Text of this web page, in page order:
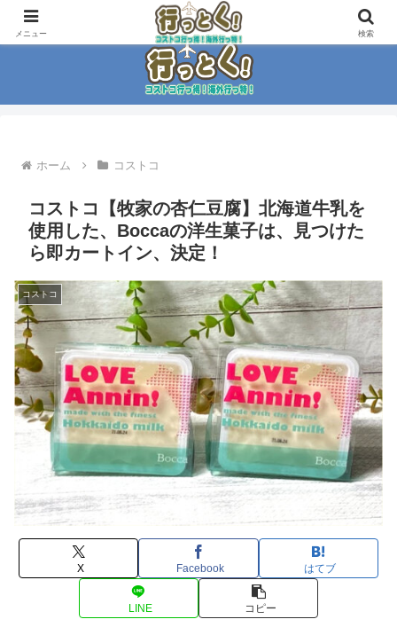
コストコ大好き家族がイチ押商品紹介！！
ホーム コストコ
コストコ【牧家の杏仁豆腐】北海道牛乳を
使用した、Boccaの洋生菓子は、見つけた
ら即カートイン、決定！
コストコ
X Facebook はてブ
LINE コピー
メニュー 検索